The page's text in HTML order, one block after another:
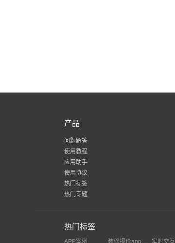
产品
问题解答
使用教程
应用助手
使用协议
热门标签
热门专题
热门标签
APP案例 实时交互